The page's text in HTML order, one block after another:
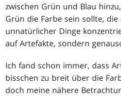
zwischen Grün und Blau
Grün die Farbe sein sollte,
unnatürlicher Dinge
auf Artefakte, sondern
Ich fand schon immer, dass
bisschen zu breit über die
doch meine nähere